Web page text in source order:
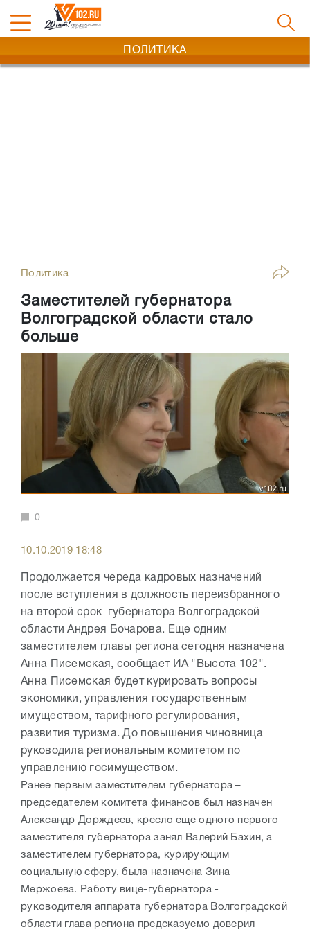
ПОЛИТИКА
Политика
Заместителей губернатора
Волгоградской области стало
больше
0
10.10.2019 18:48
Продолжается череда кадровых назначений
после вступления в должность переизбранного
на второй срок губернатора Волгоградской
области Андрея Бочарова. Еще одним
заместителем главы региона сегодня назначена
Анна Писемская, сообщает ИА "Высота 102".
Анна Писемская будет курировать вопросы
экономики, управления государственным
имуществом, тарифного регулирования,
развития туризма. До повышения чиновница
руководила региональным комитетом по
управлению госимуществом.
Ранее первым заместителем губернатора –
председателем комитета финансов был назначен
Александр Дорждеев, кресло еще одного первого
заместителя губернатора занял Валерий Бахин, а
заместителем губернатора, курирующим
социальную сферу, была назначена Зина
Мержоева. Работу вице-губернатора -
руководителя аппарата губернатора Волгоградской
области глава региона предсказуемо доверил